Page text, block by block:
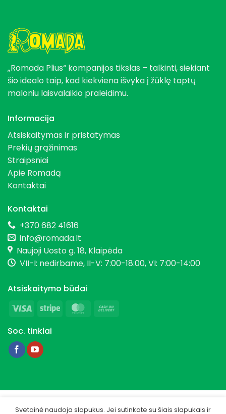
„Romada Plius“ kompanijos tikslas – talkinti, siekiant
šio idealo taip, kad kiekviena išvyka į žūklę taptų
maloniu laisvalaikio praleidimu.
Informacija
Atsiskaitymas ir pristatymas
Prekių grąžinimas
Straipsniai
Apie Romadą
Kontaktai
Kontaktai
+370 682 41616
info@romada.lt
Naujoji Uosto g. 18, Klaipėda
VII-I: nedirbame, II-V: 7:00-18:00, VI: 7:00-14:00
Atsiskaitymo būdai
Visa
Stripe MasterCard
Soc. tinklai
Svetainė naudoja slapukus. Jei sutinkate su šiais slapukais ir